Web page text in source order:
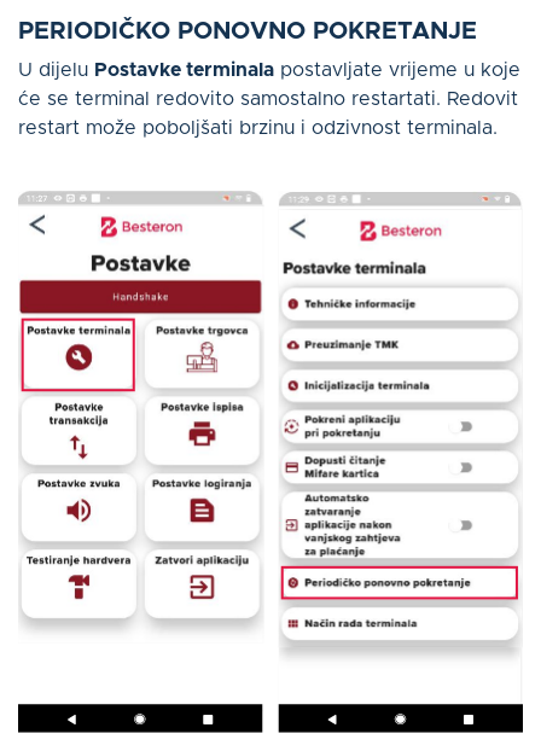
PERIODIČKO PONOVNO POKRETANJE
U dijelu Postavke terminala postavljate vrijeme u koje
će se terminal redovito samostalno restartati. Redovit
restart može poboljšati brzinu i odzivnost terminala.